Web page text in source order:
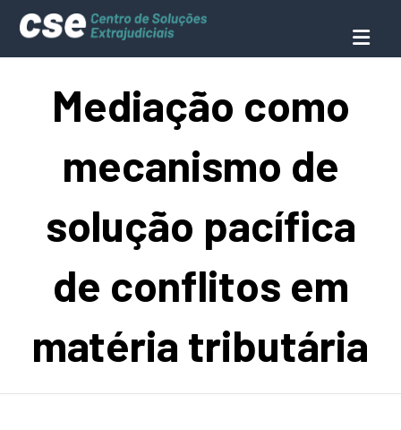
Mediação como
mecanismo de
solução pacífica
de conflitos em
matéria tributária